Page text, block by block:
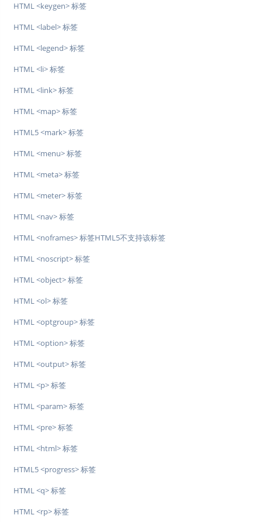
HTML <keygen> 标签
HTML <label> 标签
HTML <legend> 标签
HTML <li> 标签
HTML <link> 标签
HTML <map> 标签
HTML5 <mark> 标签
HTML <menu> 标签
HTML <meta> 标签
HTML <meter> 标签
HTML <nav> 标签
HTML <noframes> 标签HTML5不支持该标签
HTML <noscript> 标签
HTML <object> 标签
HTML <ol> 标签
HTML <optgroup> 标签
HTML <option> 标签
HTML <output> 标签
HTML <p> 标签
HTML <param> 标签
HTML <pre> 标签
HTML <html> 标签
HTML5 <progress> 标签
HTML <q> 标签
HTML <rp> 标签